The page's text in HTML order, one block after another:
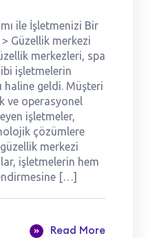
ile İşletmenizi Bir
> Güzellik merkezi
merkezleri, spa
işletmelerin
haline geldi. Müşteri
ve operasyonel
işletmeler,
çözümlere
merkezi
işletmelerin hem
[…]
Read More